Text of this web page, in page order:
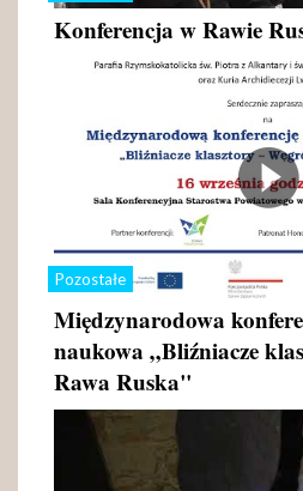
Konferencja w Rawie
Pozostałe
Międzynarodowa
naukowa „Bliźniacze
Rawa Ruska"